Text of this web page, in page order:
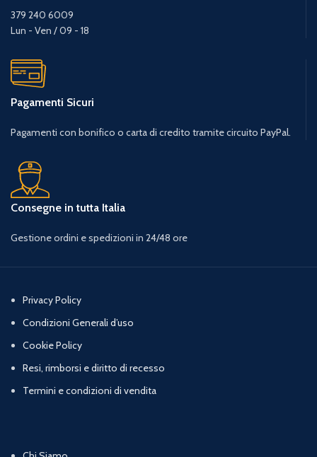
379 240 6009
Lun - Ven / 09 - 18
Pagamenti Sicuri
Pagamenti con bonifico o carta di credito tramite circuito PayPal.
Consegne in tutta Italia
Gestione ordini e spedizioni in 24/48 ore
Privacy Policy
Condizioni Generali d’uso
Cookie Policy
Resi, rimborsi e diritto di recesso
Termini e condizioni di vendita